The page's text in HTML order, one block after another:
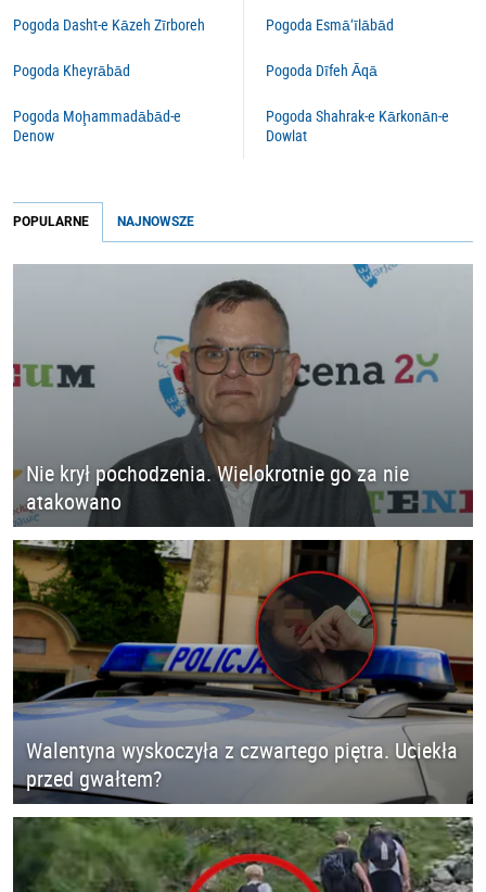
Pogoda Dasht-e Kāzeh Zīrboreh
Pogoda Kheyrābād
Pogoda Moḩammadābād-e
Denow
Pogoda Esmā‘īlābād
Pogoda Dīfeh Āqā
Pogoda Shahrak-e Kārkonān-e
Dowlat
POPULARNE NAJNOWSZE
Nie krył pochodzenia. Wielokrotnie go za nie
atakowano
Walentyna wyskoczyła z czwartego piętra. Uciekła
przed gwałtem?